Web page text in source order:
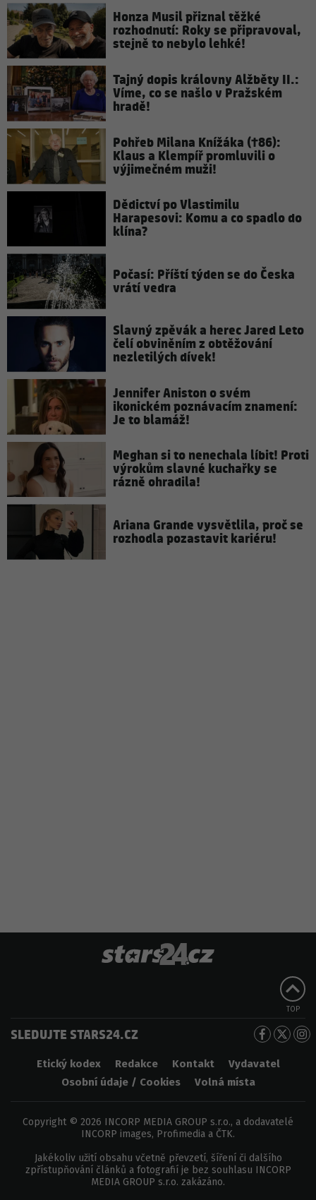
Honza Musil přiznal těžké
rozhodnutí: Roky se připravoval,
stejně to nebylo lehké!
Tajný dopis královny Alžběty II.:
Víme, co se našlo v Pražském
hradě!
Pohřeb Milana Knížáka (†86):
Klaus a Klempíř promluvili o
výjimečném muži!
Dědictví po Vlastimilu
Harapesovi: Komu a co spadlo do
klína?
Počasí: Příští týden se do Česka
vrátí vedra
Slavný zpěvák a herec Jared Leto
čelí obviněním z obtěžování
nezletilých dívek!
Jennifer Aniston o svém
ikonickém poznávacím znamení:
Je to blamáž!
Meghan si to nenechala líbit! Proti
výrokům slavné kuchařky se
rázně ohradila!
Ariana Grande vysvětlila, proč se
rozhodla pozastavit kariéru!
TOP
SLEDUJTE STARS24.CZ
Etický kodex Redakce Kontakt
Vydavatel
Osobní údaje / Cookies
Volná místa
Copyright © 2026 INCORP MEDIA GROUP s.r.o., a dodavatelé
INCORP images, Profimedia a ČTK.
Jakékoliv užití obsahu včetně převzetí, šíření či dalšího
zpřístupňování článků a fotografií je bez souhlasu INCORP
MEDIA GROUP s.r.o. zakázáno.